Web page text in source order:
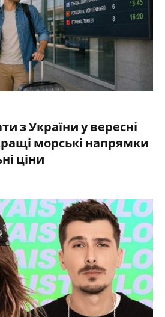
з України у вересні
морські напрямки
ціни